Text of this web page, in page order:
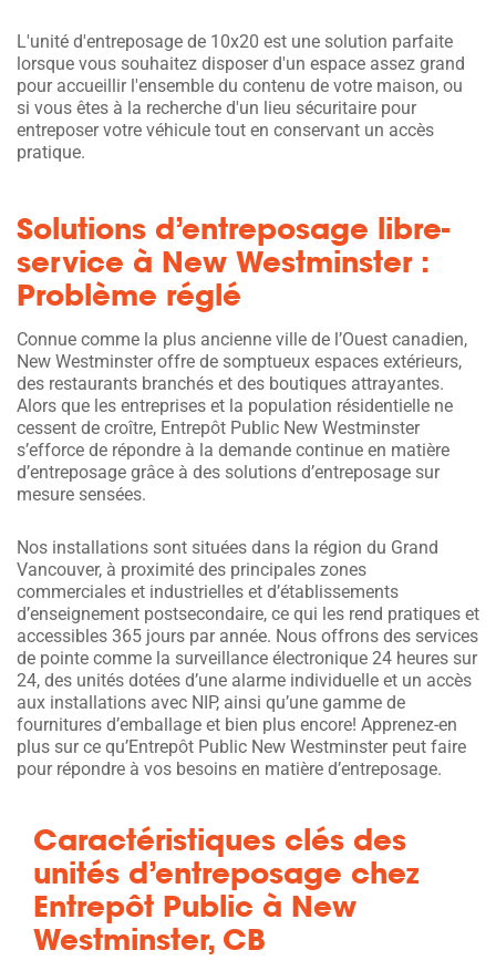
L'unité d'entreposage de 10x20 est une solution parfaite
lorsque vous souhaitez disposer d'un espace assez grand
pour accueillir l'ensemble du contenu de votre maison, ou
si vous êtes à la recherche d'un lieu sécuritaire pour
entreposer votre véhicule tout en conservant un accès
pratique.
Solutions d’entreposage libre-
service à New Westminster :
Problème réglé
Connue comme la plus ancienne ville de l’Ouest canadien,
New Westminster offre de somptueux espaces extérieurs,
des restaurants branchés et des boutiques attrayantes.
Alors que les entreprises et la population résidentielle ne
cessent de croître, Entrepôt Public New Westminster
s’efforce de répondre à la demande continue en matière
d’entreposage grâce à des solutions d’entreposage sur
mesure sensées.
Nos installations sont situées dans la région du Grand
Vancouver, à proximité des principales zones
commerciales et industrielles et d’établissements
d’enseignement postsecondaire, ce qui les rend pratiques et
accessibles 365 jours par année. Nous offrons des services
de pointe comme la surveillance électronique 24 heures sur
24, des unités dotées d’une alarme individuelle et un accès
aux installations avec NIP, ainsi qu’une gamme de
fournitures d’emballage et bien plus encore! Apprenez-en
plus sur ce qu’Entrepôt Public New Westminster peut faire
pour répondre à vos besoins en matière d’entreposage.
Caractéristiques clés des
unités d’entreposage chez
Entrepôt Public à New
Westminster, CB